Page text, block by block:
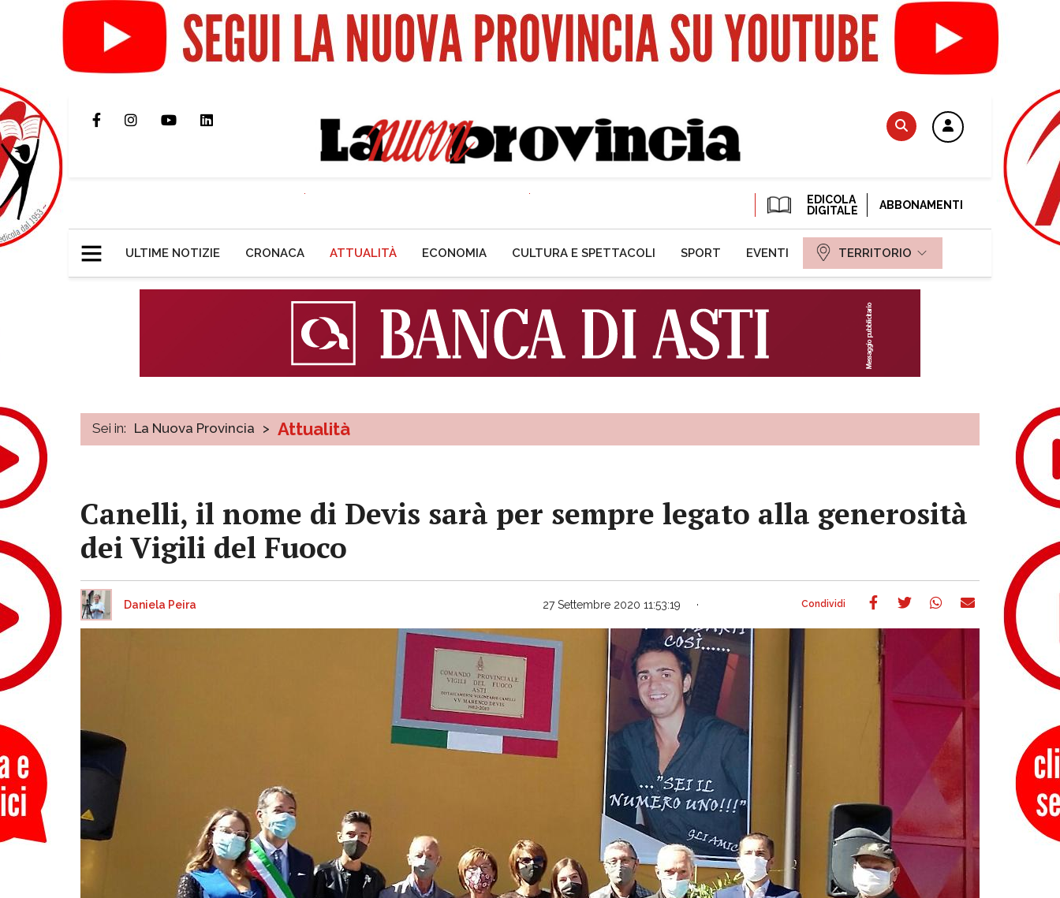
EDICOLA
DIGITALE
ABBONAMENTI
ULTIME NOTIZIE CRONACA ATTUALITÀ ECONOMIA CULTURA E SPETTACOLI SPORT EVENTI TERRITORIO
Sei in: La Nuova Provincia > Attualità
Canelli, il nome di Devis sarà per sempre legato alla generosità
dei Vigili del Fuoco
Daniela Peira 27 Settembre 2020 11:53:19